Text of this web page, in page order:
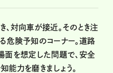
、対向車が接近。そのとき注
危険予知のコーナー。道路
面を想定した問題で、安全
能力を磨きましょう。